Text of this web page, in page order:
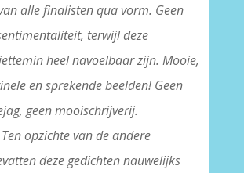
alle finalisten qua vorm. Geen
terwijl deze
heel navoelbaar zijn. Mooie,
en sprekende beelden! Geen
geen mooischrijverij.
opzichte van de andere
deze gedichten nauwelijks